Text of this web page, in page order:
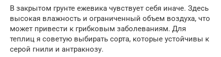
В закрытом грунте ежевика чувствует себя иначе. Здесь
высокая влажность и ограниченный объем воздуха, что
может привести к грибковым заболеваниям. Для
теплиц я советую выбирать сорта, которые устойчивы к
серой гнили и антракнозу.